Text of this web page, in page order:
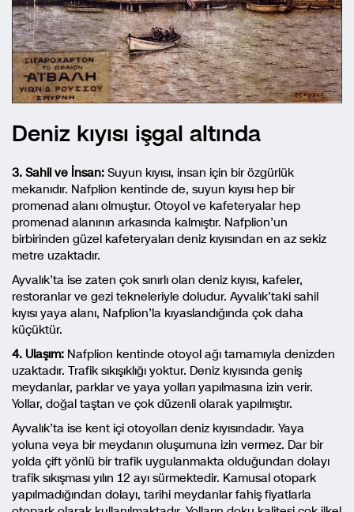
Deniz kıyısı işgal altında
3. Sahil ve İnsan: Suyun kıyısı, insan için bir özgürlük
mekanıdır. Nafplion kentinde de, suyun kıyısı hep bir
promenad alanı olmuştur. Otoyol ve kafeteryalar hep
promenad alanının arkasında kalmıştır. Nafplion’un
birbirinden güzel kafeteryaları deniz kıyısından en az sekiz
metre uzaktadır.
Ayvalık’ta ise zaten çok sınırlı olan deniz kıyısı, kafeler,
restoranlar ve gezi tekneleriyle doludur. Ayvalık’taki sahil
kıyısı yaya alanı, Nafplion’la kıyaslandığında çok daha
küçüktür.
4. Ulaşım: Nafplion kentinde otoyol ağı tamamıyla denizden
uzaktadır. Trafik sıkışıklığı yoktur. Deniz kıyısında geniş
meydanlar, parklar ve yaya yolları yapılmasına izin verir.
Yollar, doğal taştan ve çok düzenli olarak yapılmıştır.
Ayvalık’ta ise kent içi otoyolları deniz kıyısındadır. Yaya
yoluna veya bir meydanın oluşumuna izin vermez. Dar bir
yolda çift yönlü bir trafik uygulanmakta olduğundan dolayı
trafik sıkışması yılın 12 ayı sürmektedir. Kamusal otopark
yapılmadığından dolayı, tarihi meydanlar fahiş fiyatlarla